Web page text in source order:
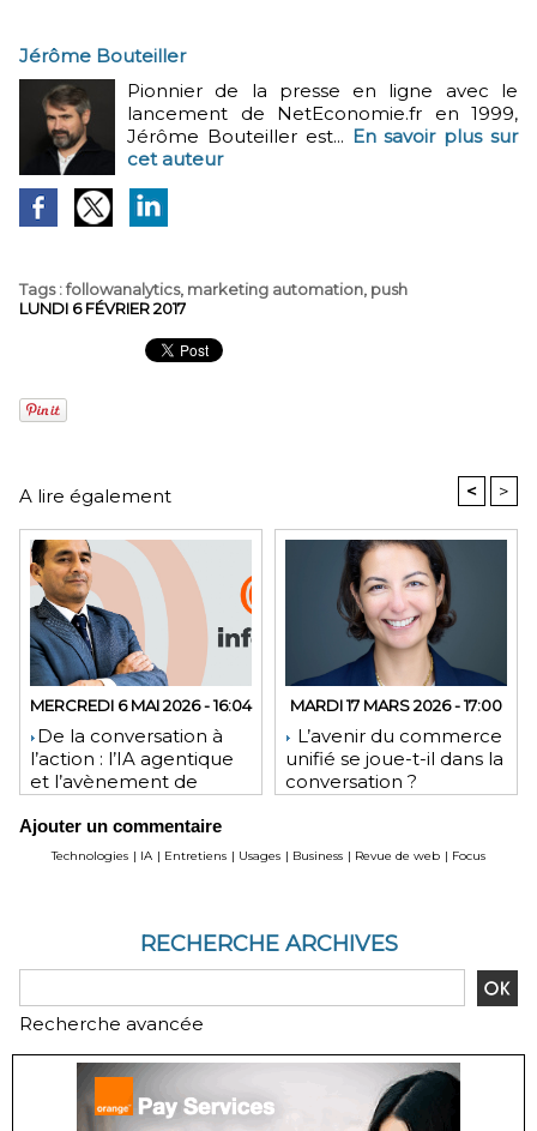
Jérôme Bouteiller
Pionnier de la presse en ligne avec le
lancement de NetEconomie.fr en 1999,
Jérôme Bouteiller est... En savoir plus sur
cet auteur
Tags:followanalytics, marketing automation, push
LUNDI 6 FÉVRIER 2017
A lire également < >
MERCREDI 6 MAI 2026 - 16:04
​De la conversation à
l’action : l’IA agentique
et l’avènement de
MARDI 17 MARS 2026 - 17:00
L’avenir du commerce
unifié se joue-t-il dans la
conversation ?
Ajouter un commentaire
Technologies | IA | Entretiens | Usages | Business | Revue de web | Focus
RECHERCHE ARCHIVES
Recherche avancée